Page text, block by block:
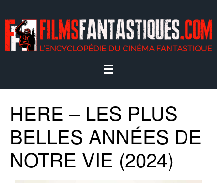
HERE – LES PLUS
BELLES ANNÉES DE
NOTRE VIE (2024)